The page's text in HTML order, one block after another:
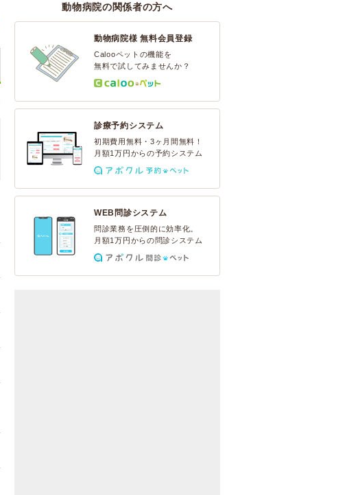
動物病院の関係者の方へ
動物病院様 無料会員登録
Calooペットの機能を
無料で試してみませんか？
診療予約システム
初期費用無料・3ヶ月間無料！
月額1万円からの予約システム
WEB問診システム
問診業務を圧倒的に効率化。
月額1万円からの問診システム